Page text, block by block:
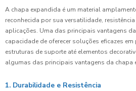
A chapa expandida é um material
reconhecida por sua versatilidade,
aplicações. Uma das principais vantagens
capacidade de oferecer soluções eficazes
estruturas de suporte até elementos
algumas das principais vantagens da chapa
1. Durabilidade e Resistência